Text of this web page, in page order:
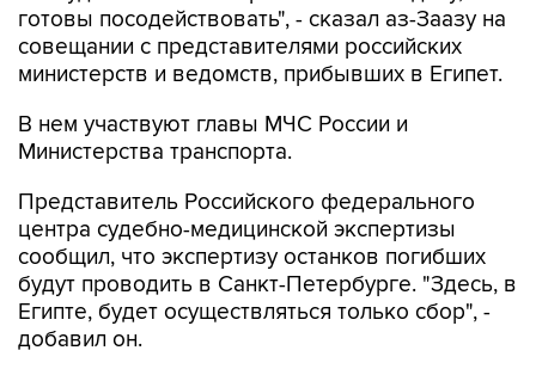
готовы посодействовать", - сказал аз-Заазу на
совещании с представителями российских
министерств и ведомств, прибывших в Египет.
В нем участвуют главы МЧС России и
Министерства транспорта.
Представитель Российского федерального
центра судебно-медицинской экспертизы
сообщил, что экспертизу останков погибших
будут проводить в Санкт-Петербурге. "Здесь, в
Египте, будет осуществляться только сбор", -
добавил он.